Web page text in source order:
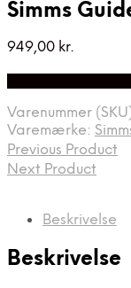
Simms
949,00 kr.
Varenummer
Varemærke:
Previous Product
Next Product
Beskrivelse
Beskrivelse